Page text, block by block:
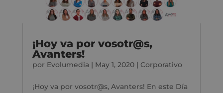
¡Hoy va por vosotr@s,
Avanters!
por Evolumedia | May 1, 2020| Corporativo
¡Hoy va por vosotr@s, Avanters! En este Día